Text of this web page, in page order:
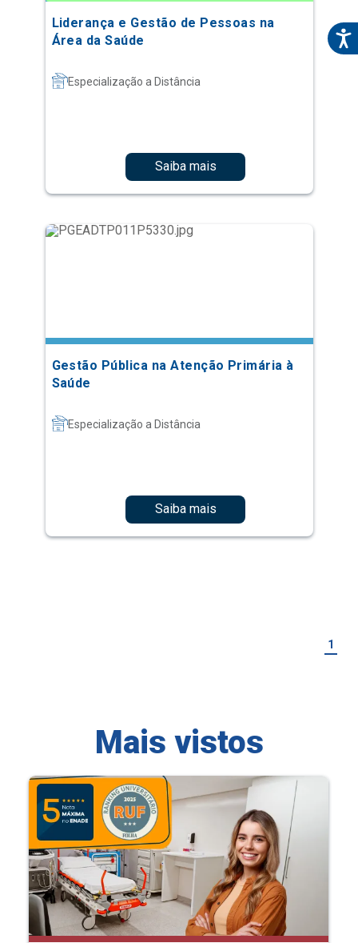
Liderança e Gestão de Pessoas na
Área da Saúde
Especialização a Distância
Saiba mais
Gestão Pública na Atenção Primária à
Saúde
Especialização a Distância
Saiba mais
1
Mais vistos